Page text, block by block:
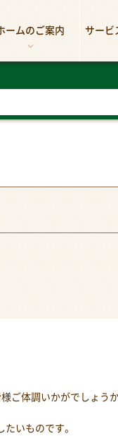
ームのご案内 サービ
ご体調いかがでしょう
いものです。